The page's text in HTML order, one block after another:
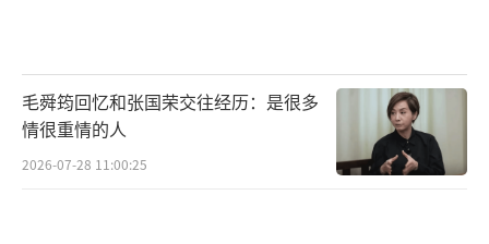
毛舜筠回忆和张国荣交往经历：是很多
情很重情的人
2026-07-28 11:00:25